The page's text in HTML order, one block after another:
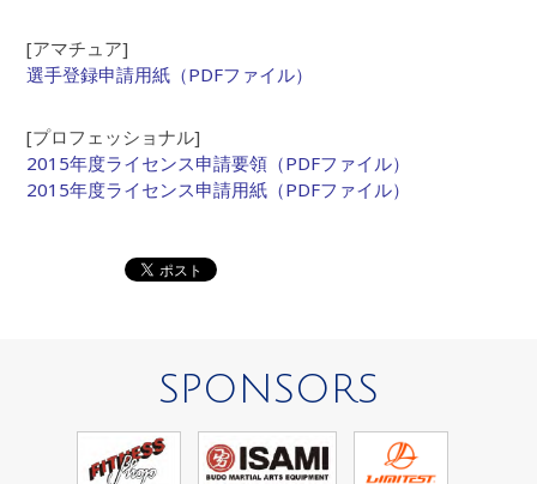
[アマチュア]
選手登録申請用紙（PDFファイル）
[プロフェッショナル]
2015年度ライセンス申請要領（PDFファイル）
2015年度ライセンス申請用紙（PDFファイル）
SPONSORS